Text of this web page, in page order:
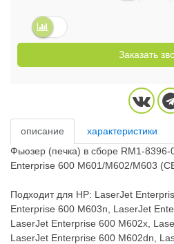
Заказать
описание характеристики
Фьюзер (печка) в сборе RM1-
Enterprise 600 M601/M602/M603
Подходит для HP: LaserJet
Enterprise 600 M603n, LaserJet
LaserJet Enterprise 600 M602x,
LaserJet Enterprise 600 M602dn,